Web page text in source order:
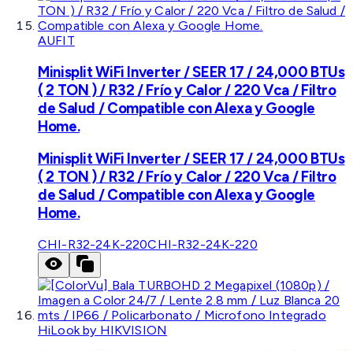
AUFIT
Minisplit WiFi Inverter / SEER 17 / 24,000 BTUs
( 2 TON ) / R32 / Frío y Calor / 220 Vca / Filtro
de Salud / Compatible con Alexa y Google
Home.
Minisplit WiFi Inverter / SEER 17 / 24,000 BTUs
( 2 TON ) / R32 / Frío y Calor / 220 Vca / Filtro
de Salud / Compatible con Alexa y Google
Home.
CHI-R32-24K-220CHI-R32-24K-220
HiLook by HIKVISION